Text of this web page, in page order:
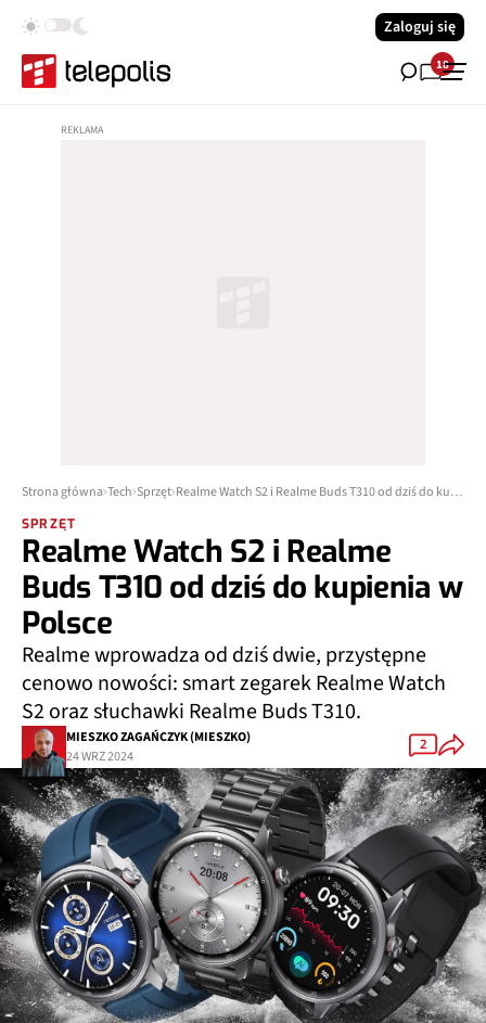
Zaloguj się
18
Strona główna Tech Sprzęt Realme Watch S2 i Realme Buds T310 od dziś do kupienia w Polsce
SPRZĘT
Realme Watch S2 i Realme
Buds T310 od dziś do kupienia w
Polsce
Realme wprowadza od dziś dwie, przystępne
cenowo nowości: smart zegarek Realme Watch
S2 oraz słuchawki Realme Buds T310.
MIESZKO ZAGAŃCZYK (MIESZKO)
24 WRZ 2024
2